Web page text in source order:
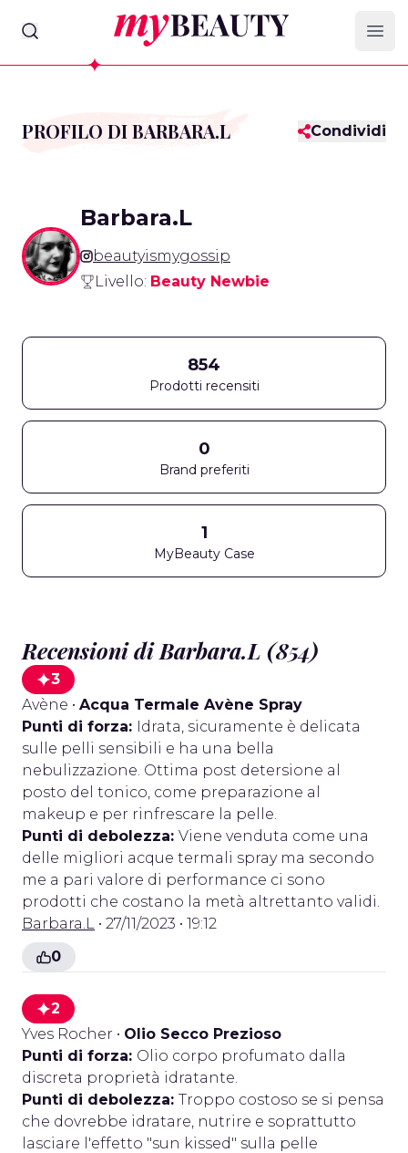
myBeauty
PROFILO DI BARBARA.L Condividi
Barbara.L
beautyismygossip
Livello: Beauty Newbie
854
Prodotti recensiti
0
Brand preferiti
1
MyBeauty Case
Recensioni di Barbara.L (854)
3
Avène • Acqua Termale Avène Spray
Punti di forza: Idrata, sicuramente è delicata
sulle pelli sensibili e ha una bella
nebulizzazione. Ottima post detersione al
posto del tonico, come preparazione al
makeup e per rinfrescare la pelle.
Punti di debolezza: Viene venduta come una
delle migliori acque termali spray ma secondo
me a pari valore di performance ci sono
prodotti che costano la metà altrettanto validi.
Barbara.L • 27/11/2023 • 19:12
0
2
Yves Rocher • Olio Secco Prezioso
Punti di forza: Olio corpo profumato dalla
discreta proprietà idratante.
Punti di debolezza: Troppo costoso se si pensa
che dovrebbe idratare, nutrire e soprattutto
lasciare l'effetto "sun kissed" sulla pelle